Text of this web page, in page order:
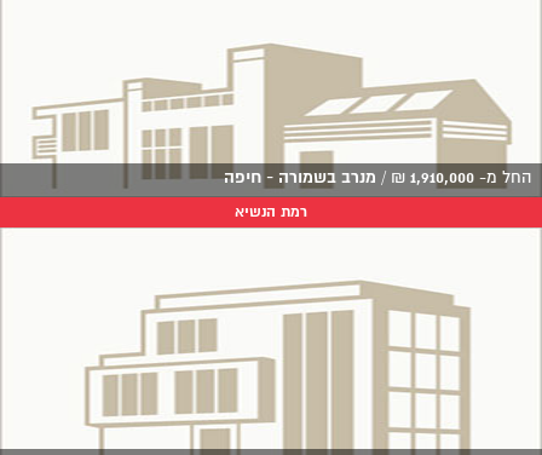
החל מ- 1,910,000
₪
/ מנרב בשמורה - חיפה
רמת הנשיא